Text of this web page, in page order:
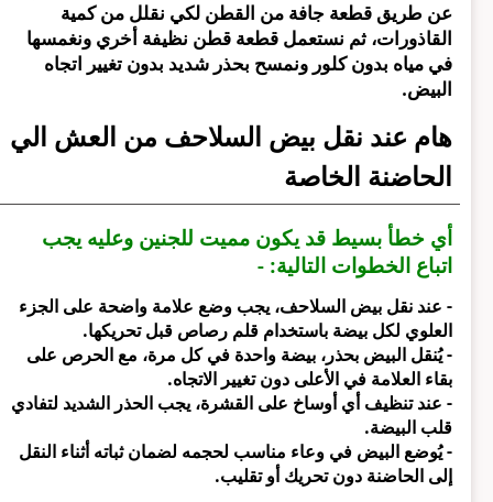
عن طريق قطعة جافة من القطن لكي نقلل من كمية
القاذورات، ثم نستعمل قطعة قطن نظيفة أخري ونغمسها
في مياه بدون كلور ونمسح بحذر شديد بدون تغيير اتجاه
البيض.
هام عند نقل بيض السلاحف من العش الي
الحاضنة الخاصة
أي خطأ بسيط قد يكون مميت للجنين وعليه يجب
اتباع الخطوات التالية: -
- عند نقل بيض السلاحف، يجب وضع علامة واضحة على الجزء
العلوي لكل بيضة باستخدام قلم رصاص قبل تحريكها.
- يُنقل البيض بحذر، بيضة واحدة في كل مرة، مع الحرص على
بقاء العلامة في الأعلى دون تغيير الاتجاه.
- عند تنظيف أي أوساخ على القشرة، يجب الحذر الشديد لتفادي
قلب البيضة.
- يُوضع البيض في وعاء مناسب لحجمه لضمان ثباته أثناء النقل
إلى الحاضنة دون تحريك أو تقليب.